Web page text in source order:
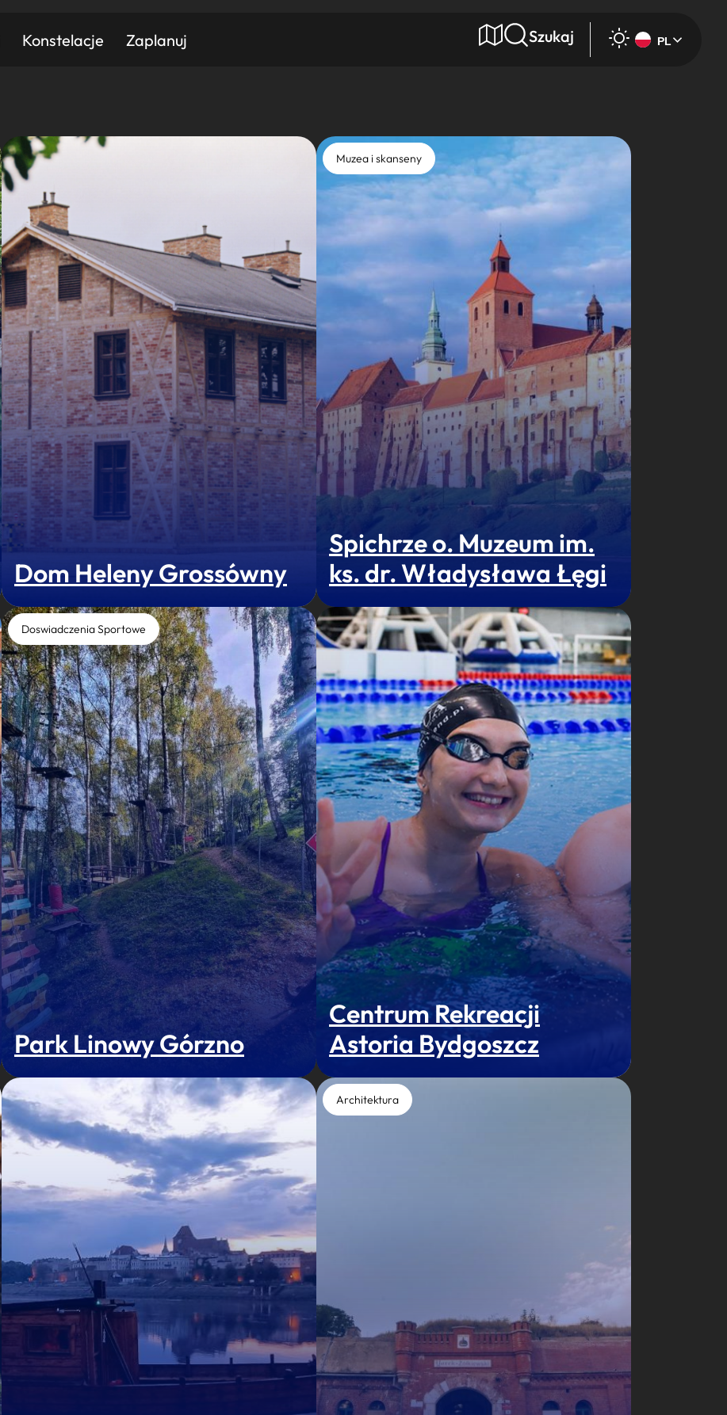
Konstelacje Zaplanuj Szukaj PL
Miasto
Dom Heleny Grossówny
Muzea i skanseny
Spichrze o. Muzeum im.
ks. dr. Władysława Łęgi
Doswiadczenia Sportowe
Park Linowy Górzno
Centrum Rekreacji
Astoria Bydgoszcz
Architektura